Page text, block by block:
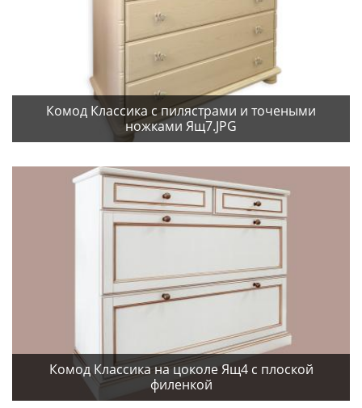
Комод Классика с пилястрами и точеными
ножками Ящ7.JPG
Комод Классика на цоколе Ящ4 с плоской
филенкой